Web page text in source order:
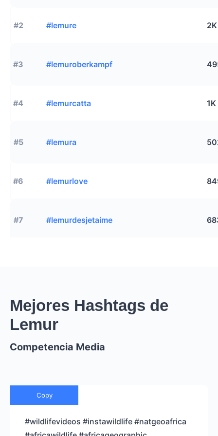
#2 #lemure 2K
#3 #lemuroberkampf
#4 #lemurcatta 1K
#5 #lemura
#6 #lemurlove
#7 #lemurdesjetaime
Mejores Hashtags de
Lemur
Competencia Media
Copy
#wildlifevideos #instawildlife #natgeoafrica